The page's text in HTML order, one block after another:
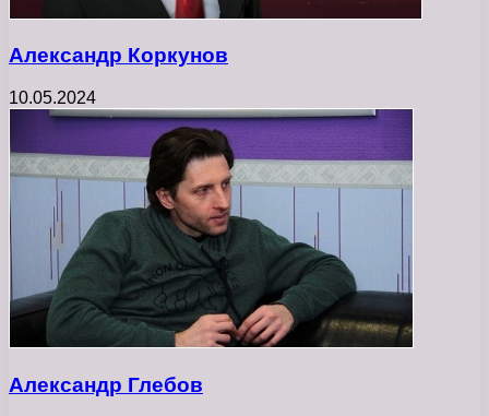
Александр Коркунов
10.05.2024
Александр Глебов